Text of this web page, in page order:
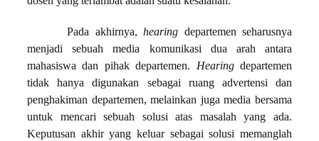
Pada akhirnya,hearing departemen seharusnya
menjadi sebuah media komunikasi dua arah antara
mahasiswa dan pihak departemen. Hearingdepartemen
tidak hanya digunakan sebagai ruang advertensi dan
penghakiman departemen, melainkan juga media bersama
untuk mencari sebuah solusi atas masalah yang ada.
Keputusan akhir yang keluar sebagai solusi memanglah